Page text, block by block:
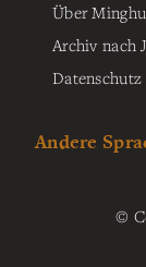
Über
Archiv nach
Datenschutz
Andere
©